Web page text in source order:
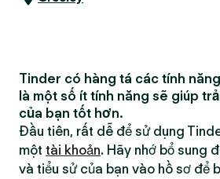
Tinder có hàng tá các tính
là một số ít tính năng sẽ giúp
của bạn tốt hơn.
Đầu tiên, rất dễ để sử dụng
một tài khoản. Hãy nhớ bổ sung
và tiểu sử của bạn vào hồ sơ để